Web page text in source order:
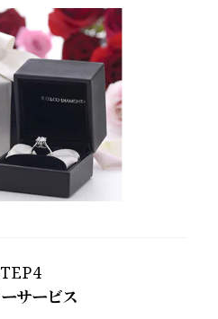
サービス